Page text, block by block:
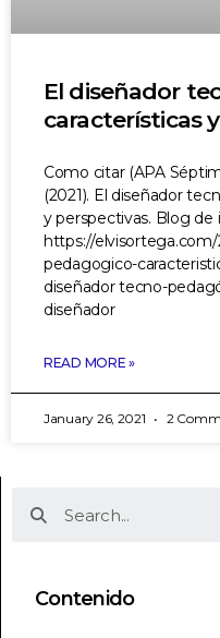
El diseñador
características
Como citar (APA
(2021). El diseñador
y perspectivas. Blog de
https://elvisortega.com/
pedagogico-
diseñador tecno-
diseñador
READ MORE »
January 26, 2021 2
Contenido